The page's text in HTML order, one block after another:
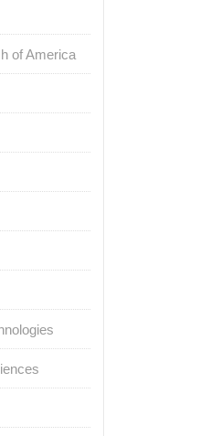
of America